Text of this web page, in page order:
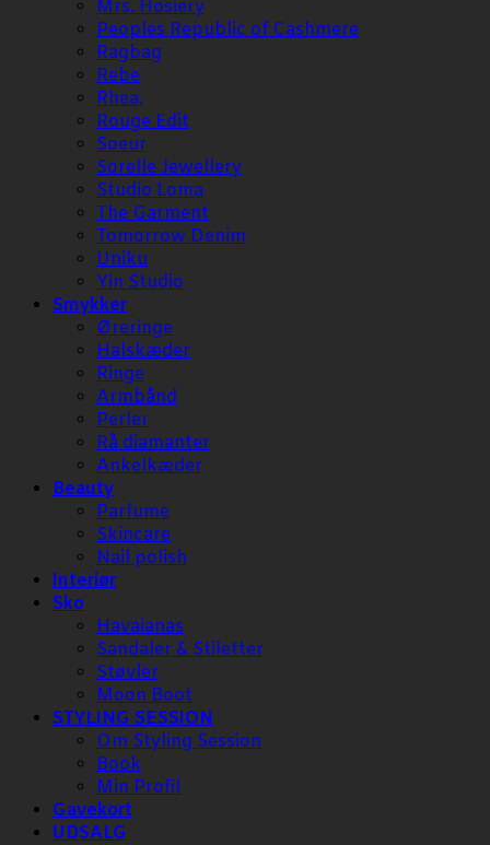
Mrs. Hosiery
Peoples Republic of Cashmere
Ragbag
Rebe
Rhea.
Rouge Edit
Soeur
Sorelle Jewellery
Studio Loma
The Garment
Tomorrow Denim
Uniku
Yin Studio
Smykker
Øreringe
Halskæder
Ringe
Armbånd
Perler
Rå diamanter
Ankelkæder
Beauty
Parfume
Skincare
Nail polish
Interiør
Sko
Havaianas
Sandaler & Stiletter
Støvler
Moon Boot
STYLING SESSION
Om Styling Session
Book
Min Profil
Gavekort
UDSALG